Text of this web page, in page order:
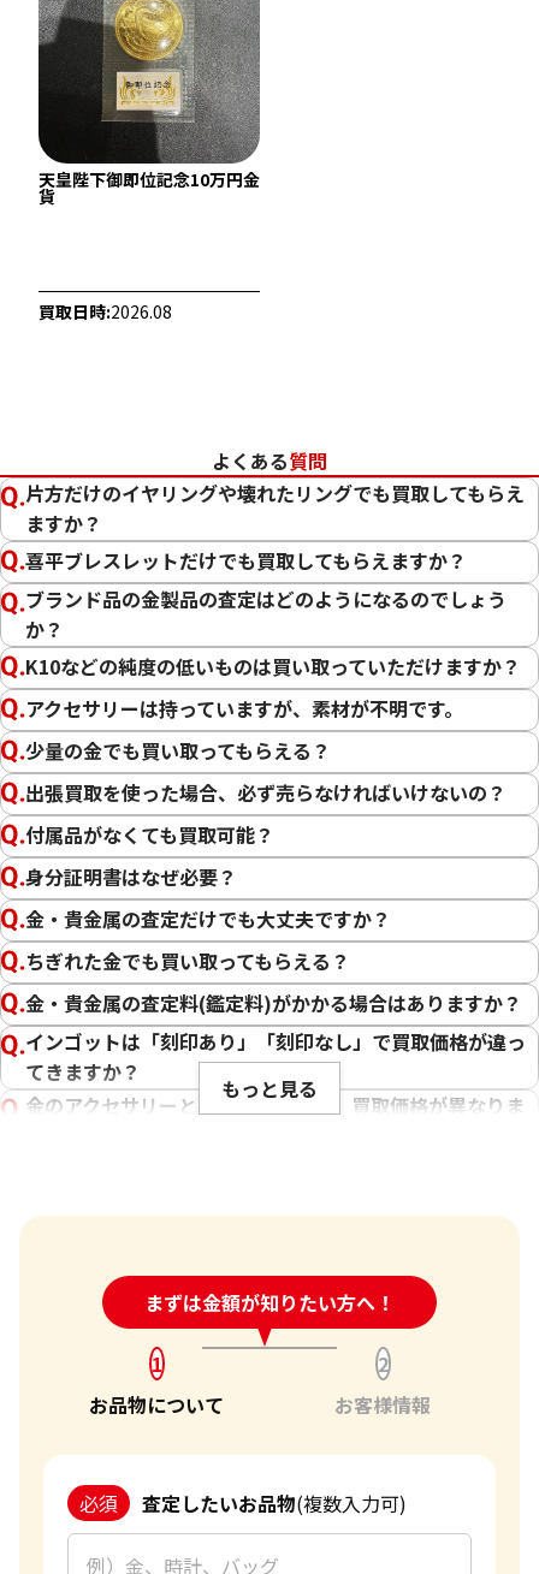
22金 (K22) ネックレス
22金 (K22) ブレスレットまとめ
56.2g
参考買取価格
1,537,700円
22金 (K22) ブレス
35.5g
参考買取価格
971,300円
参考買取価格
天皇陛下御即位記念10万円金
貨
買取日時:2026.08
よくある質問
片方だけのイヤリングや壊れたリングでも買取してもらえ
ますか？
喜平ブレスレットだけでも買取してもらえますか？
ブランド品の金製品の査定はどのようになるのでしょう
か？
K10などの純度の低いものは買い取っていただけますか？
アクセサリーは持っていますが、素材が不明です。
少量の金でも買い取ってもらえる？
出張買取を使った場合、必ず売らなければいけないの？
付属品がなくても買取可能？
身分証明書はなぜ必要？
金・貴金属の査定だけでも大丈夫ですか？
ちぎれた金でも買い取ってもらえる？
金・貴金属の査定料(鑑定料)がかかる場合はありますか？
インゴットは「刻印あり」「刻印なし」で買取価格が違っ
てきますか？
金のアクセサリーとインゴットでは、買取価格が異なりま
刻印のない金・貴金属は査定できますか？
大判・小判、外国金貨、古銭やコインなども買取してもら
「金・貴金属の査定」にはどれくらい時間がかかります
「金・貴金属の買取価格」はどうやって決まりますか？
金・貴金属はいつ売るのがポイント？日によって買取価格
が違うって本当ですか？
貴金属の売り時はいつですか？
もっと見る
まずは金額が知りたい方へ！
24時間受付中!問い合わせフォーム
1
お品物について
2
お客様情報
必須 査定したいお品物(複数入力可)